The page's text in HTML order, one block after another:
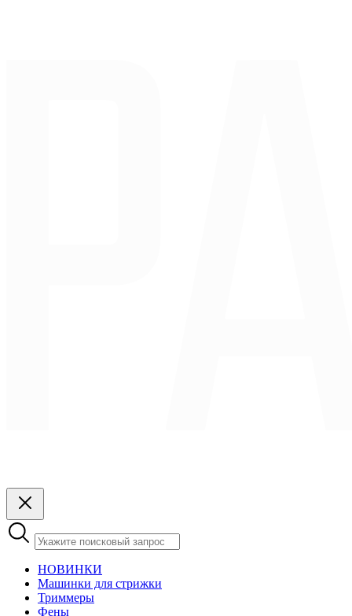
НОВИНКИ
Машинки для стрижки
Триммеры
Фены